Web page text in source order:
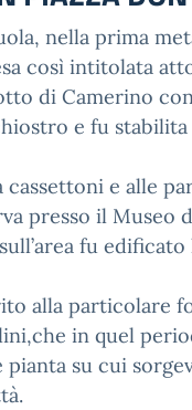
nella prima
così intitolata
di Camerino
e fu
cassettoni e alle
presso il Museo
fu
alla particolare
in quel
su cui